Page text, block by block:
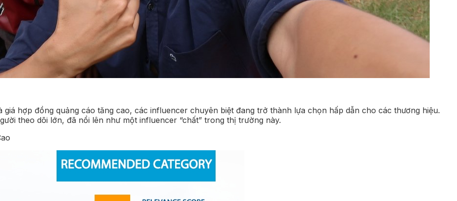
hợp đồng quảng cáo tăng cao, các influencer chuyên biệt đang trở thành lựa chọn hấp dẫn cho các thương hiệu.
theo dõi lớn, đã nổi lên như một influencer “chất” trong thị trường này.